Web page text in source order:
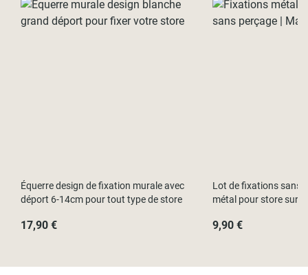
- Blanc
Équerre design de fixation murale avec
déport 6-14cm pour tout type de store
17,90 €
Lot de fixations sans
métal pour store sur
9,90 €